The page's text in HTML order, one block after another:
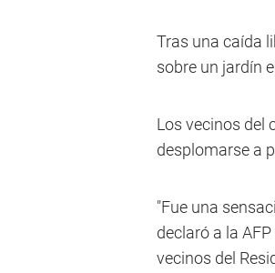
Tras una caída
sobre un jardín
Los vecinos del
desplomarse a
"Fue una
declaró a la
vecinos del